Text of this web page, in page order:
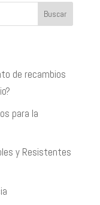
Buscar
de recambios
para la
y Resistentes